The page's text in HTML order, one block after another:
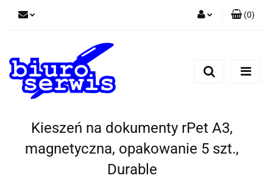
Zarejestruj się
(0)
Kieszeń na dokumenty rPet A3,
magnetyczna, opakowanie 5 szt.,
Durable